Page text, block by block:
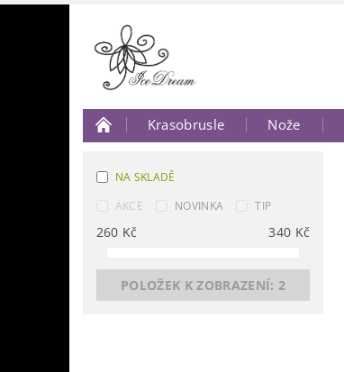
Krasobrusle Nože
NA SKLADĚ
AKCE
NOVINKA TIP
260 Kč 340 Kč
POLOŽEK K ZOBRAZENÍ: 2